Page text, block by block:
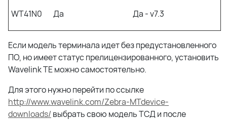
WT41N0 Да Да - v7.3
Если модель терминала идет без предустановленного
ПО, но имеет статус прелицензированного, установить
Wavelink TE можно самостоятельно.
Для этого нужно перейти по ссылке
http://www.wavelink.com/Zebra-MTdevice-
downloads/ выбрать свою модель ТСД и после